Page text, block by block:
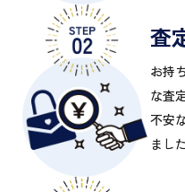
査
お持
な査
不安
まし